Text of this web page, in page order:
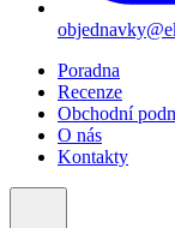
Poradna
Recenze
Obchodní
O nás
Kontakty